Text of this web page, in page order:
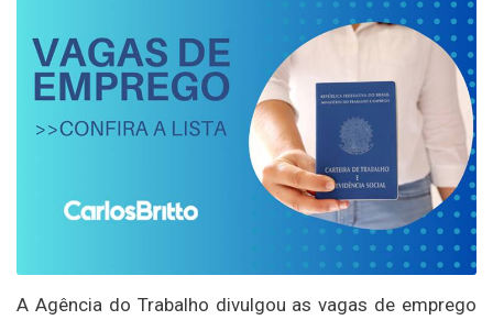
A Agência do Trabalho divulgou as vagas de emprego